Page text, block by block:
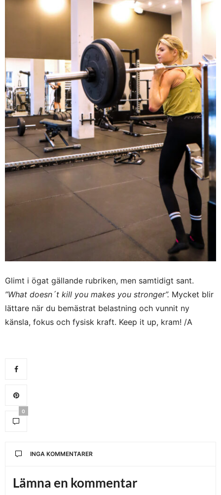
Glimt i ögat gällande rubriken, men samtidigt sant.
”What doesn´t kill you makes you stronger”. Mycket blir
lättare när du bemästrat belastning och vunnit ny
känsla, fokus och fysisk kraft. Keep it up, kram! /A
0
INGA KOMMENTARER
Lämna en kommentar